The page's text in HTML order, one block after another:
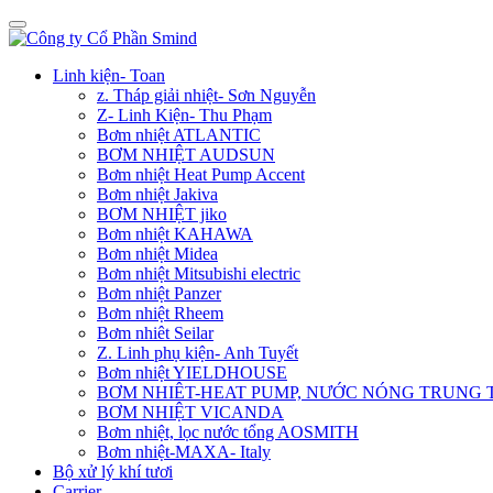
Linh kiện- Toan
z. Tháp giải nhiệt- Sơn Nguyễn
Z- Linh Kiện- Thu Phạm
Bơm nhiệt ATLANTIC
BƠM NHIỆT AUDSUN
Bơm nhiệt Heat Pump Accent
Bơm nhiệt Jakiva
BƠM NHIỆT jiko
Bơm nhiệt KAHAWA
Bơm nhiệt Midea
Bơm nhiệt Mitsubishi electric
Bơm nhiệt Panzer
Bơm nhiệt Rheem
Bơm nhiêt Seilar
Z. Linh phụ kiện- Anh Tuyết
Bơm nhiệt YIELDHOUSE
BƠM NHIÊT-HEAT PUMP, NƯỚC NÓNG TRUNG
BƠM NHIỆT VICANDA
Bơm nhiệt, lọc nước tổng AOSMITH
Bơm nhiệt-MAXA- Italy
Bộ xử lý khí tươi